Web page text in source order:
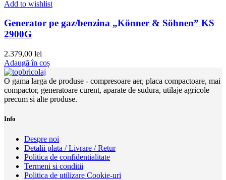
Add to wishlist
Generator pe gaz/benzina „Könner & Söhnen” KS
2900G
2.379,00 lei
Adaugă în coș
O gama larga de produse - compresoare aer, placa compactoare, mai
compactor, generatoare curent, aparate de sudura, utilaje agricole
precum si alte produse.
Info
Despre noi
Detalii plata / Livrare / Retur
Politica de confidentialitate
Termeni si conditii
Politica de utilizare Cookie-uri